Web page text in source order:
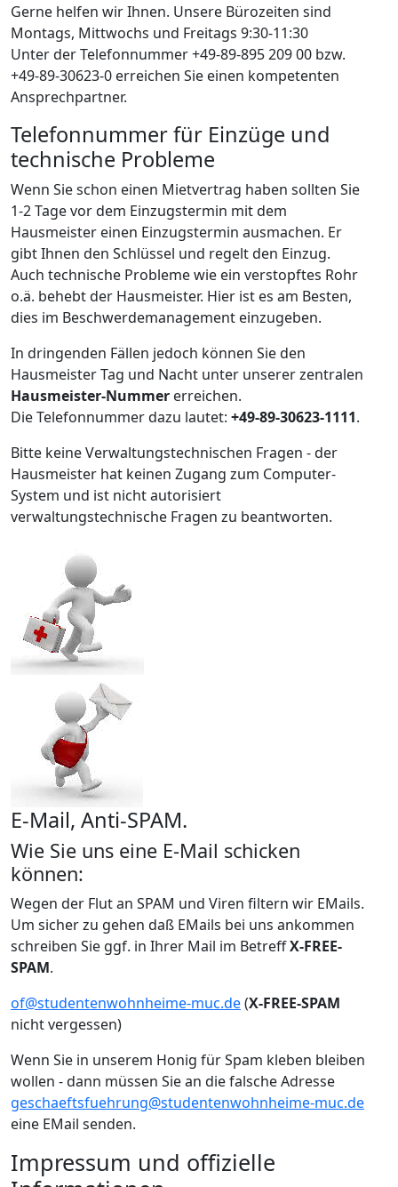
Gerne helfen wir Ihnen. Unsere Bürozeiten sind
Montags, Mittwochs und Freitags 9:30-11:30
Unter der Telefonnummer +49-89-895 209 00 bzw.
+49-89-30623-0 erreichen Sie einen kompetenten
Ansprechpartner.
Telefonnummer für Einzüge und
technische Probleme
Wenn Sie schon einen Mietvertrag haben sollten Sie
1-2 Tage vor dem Einzugstermin mit dem
Hausmeister einen Einzugstermin ausmachen. Er
gibt Ihnen den Schlüssel und regelt den Einzug.
Auch technische Probleme wie ein verstopftes Rohr
o.ä. behebt der Hausmeister. Hier ist es am Besten,
dies im Beschwerdemanagement einzugeben.
In dringenden Fällen jedoch können Sie den
Hausmeister Tag und Nacht unter unserer zentralen
Hausmeister-Nummer erreichen.
Die Telefonnummer dazu lautet: +49-89-30623-1111.
Bitte keine Verwaltungstechnischen Fragen - der
Hausmeister hat keinen Zugang zum Computer-
System und ist nicht autorisiert
verwaltungstechnische Fragen zu beantworten.
E-Mail, Anti-SPAM.
Wie Sie uns eine E-Mail schicken
können:
Wegen der Flut an SPAM und Viren filtern wir EMails.
Um sicher zu gehen daß EMails bei uns ankommen
schreiben Sie ggf. in Ihrer Mail im BetreffX-FREE-
SPAM.
of@studentenwohnheime-muc.de(X-FREE-SPAM
nicht vergessen)
Wenn Sie in unserem Honig für Spam kleben bleiben
wollen - dann müssen Sie an die falsche Adresse
geschaeftsfuehrung@studentenwohnheime-muc.de
eine EMail senden.
Impressum und offizielle